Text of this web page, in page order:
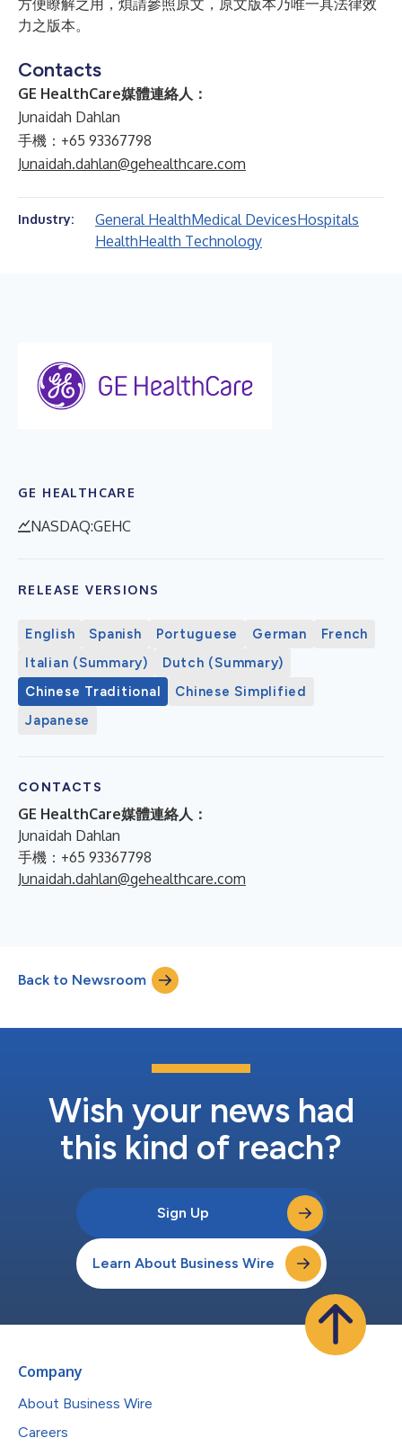
方便瞭解之用，煩請參照原文，原文版本乃唯一具法律效
力之版本。
Contacts
GE HealthCare媒體連絡人：
Junaidah Dahlan
手機：+65 93367798
Junaidah.dahlan@gehealthcare.com
Industry: General HealthMedical DevicesHospitals
HealthHealth Technology
GE HEALTHCARE
NASDAQ:GEHC
RELEASE VERSIONS
English Spanish Portuguese German
French
Italian (Summary)
Dutch (Summary)
Chinese Traditional
Chinese Simplified
Japanese
CONTACTS
GE HealthCare媒體連絡人：
Junaidah Dahlan
手機：+65 93367798
Junaidah.dahlan@gehealthcare.com
Back to Newsroom
Wish your news had
this kind of reach?
Sign Up
Learn About Business Wire
Company
About Business Wire
Careers